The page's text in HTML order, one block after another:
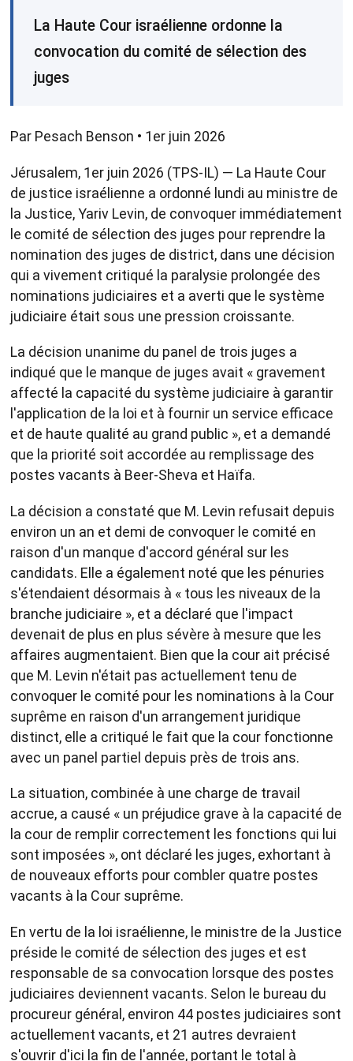
La Haute Cour israélienne ordonne la
convocation du comité de sélection des
juges
Par Pesach Benson • 1er juin 2026
Jérusalem, 1er juin 2026 (TPS-IL) — La Haute Cour
de justice israélienne a ordonné lundi au ministre de
la Justice, Yariv Levin, de convoquer immédiatement
le comité de sélection des juges pour reprendre la
nomination des juges de district, dans une décision
qui a vivement critiqué la paralysie prolongée des
nominations judiciaires et a averti que le système
judiciaire était sous une pression croissante.
La décision unanime du panel de trois juges a
indiqué que le manque de juges avait « gravement
affecté la capacité du système judiciaire à garantir
l'application de la loi et à fournir un service efficace
et de haute qualité au grand public », et a demandé
que la priorité soit accordée au remplissage des
postes vacants à Beer-Sheva et Haïfa.
La décision a constaté que M. Levin refusait depuis
environ un an et demi de convoquer le comité en
raison d'un manque d'accord général sur les
candidats. Elle a également noté que les pénuries
s'étendaient désormais à « tous les niveaux de la
branche judiciaire », et a déclaré que l'impact
devenait de plus en plus sévère à mesure que les
affaires augmentaient. Bien que la cour ait précisé
que M. Levin n'était pas actuellement tenu de
convoquer le comité pour les nominations à la Cour
suprême en raison d'un arrangement juridique
distinct, elle a critiqué le fait que la cour fonctionne
avec un panel partiel depuis près de trois ans.
La situation, combinée à une charge de travail
accrue, a causé « un préjudice grave à la capacité de
la cour de remplir correctement les fonctions qui lui
sont imposées », ont déclaré les juges, exhortant à
de nouveaux efforts pour combler quatre postes
vacants à la Cour suprême.
En vertu de la loi israélienne, le ministre de la Justice
préside le comité de sélection des juges et est
responsable de sa convocation lorsque des postes
judiciaires deviennent vacants. Selon le bureau du
procureur général, environ 44 postes judiciaires sont
actuellement vacants, et 21 autres devraient
s'ouvrir d'ici la fin de l'année, portant le total à